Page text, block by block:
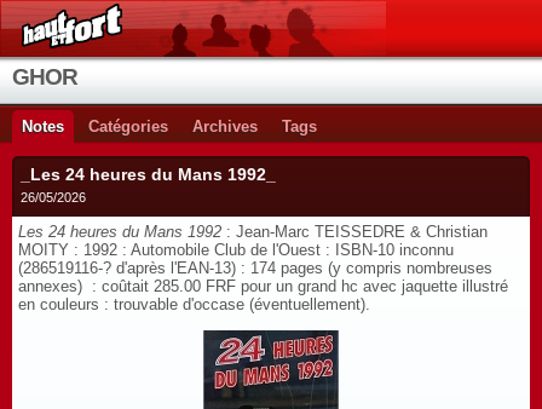
GHOR
Notes Catégories Archives Tags
_Les 24 heures du Mans 1992_
26/05/2026
Les 24 heures du Mans 1992 : Jean-Marc TEISSEDRE & Christian
MOITY : 1992 : Automobile Club de l'Ouest : ISBN-10 inconnu
(286519116-? d'après l'EAN-13) : 174 pages (y compris nombreuses
annexes) : coûtait 285.00 FRF pour un grand hc avec jaquette illustré
en couleurs : trouvable d'occase (éventuellement).